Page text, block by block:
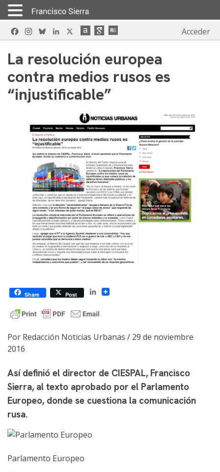
Skip
to
FacebookInstagram
BlueskyLinkedIn Acceder
La resolución europea
contra medios rusos es
“injustificable”
Share Post LinkedIn
Por Redacción Noticias Urbanas / 29 de noviembre
2016
Así definió el director de CIESPAL, Francisco
Sierra, al texto aprobado por el Parlamento
Europeo, donde se cuestiona la comunicación
rusa.
Parlamento Europeo